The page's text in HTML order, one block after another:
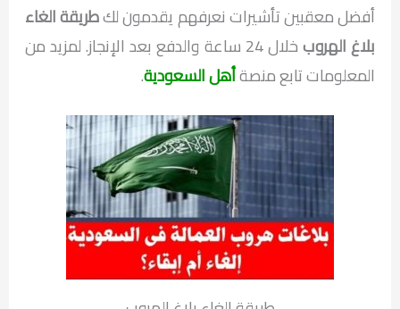
أفضل معقبين تأشيرات نعرفهم يقدمون لكطريقة الغاء
بلاغ الهروب
خلال 24 ساعة والدفع بعد الإنجاز. لمزيد من
المعلومات تابع منصةأهل السعودية.